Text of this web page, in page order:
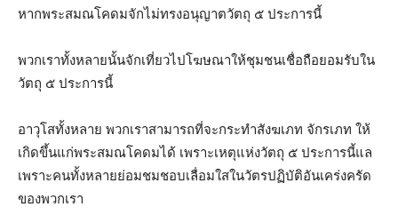
หากพระสมณโคดมจักไม่ทรงอนุญาตวัตถุ ๕ ประการนี้
พวกเราทั้งหลายนั้นจักเที่ยวไปโฆษณาให้ชุมชนเชื่อถือยอมรับใน
วัตถุ ๕ ประการนี้
อาวุโสทั้งหลาย พวกเราสามารถที่จะกระทำสังฆเภท จักรเภท ให้
เกิดขึ้นแก่พระสมณโคดมได้ เพราะเหตุแห่งวัตถุ ๕ ประการนี้แล
เพราะคนทั้งหลายย่อมชมชอบเลื่อมใสในวัตรปฏิบัติอันเคร่งครัด
ของพวกเรา